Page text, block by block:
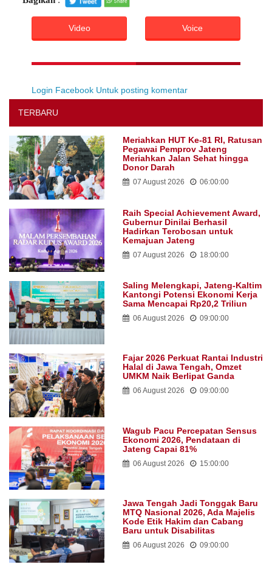
Video Voice
Login Facebook Untuk posting komentar
TERBARU
Meriahkan HUT Ke-81 RI, Ratusan
Pegawai Pemprov Jateng
Meriahkan Jalan Sehat hingga
Donor Darah
07 August 2026 06:00:00
Raih Special Achievement Award,
Gubernur Dinilai Berhasil
Hadirkan Terobosan untuk
Kemajuan Jateng
07 August 2026 18:00:00
Saling Melengkapi, Jateng-Kaltim
Kantongi Potensi Ekonomi Kerja
Sama Mencapai Rp20,2 Triliun
06 August 2026 09:00:00
Fajar 2026 Perkuat Rantai Industri
Halal di Jawa Tengah, Omzet
UMKM Naik Berlipat Ganda
06 August 2026 09:00:00
Wagub Pacu Percepatan Sensus
Ekonomi 2026, Pendataan di
Jateng Capai 81%
06 August 2026 15:00:00
Jawa Tengah Jadi Tonggak Baru
MTQ Nasional 2026, Ada Majelis
Kode Etik Hakim dan Cabang
Baru untuk Disabilitas
06 August 2026 09:00:00